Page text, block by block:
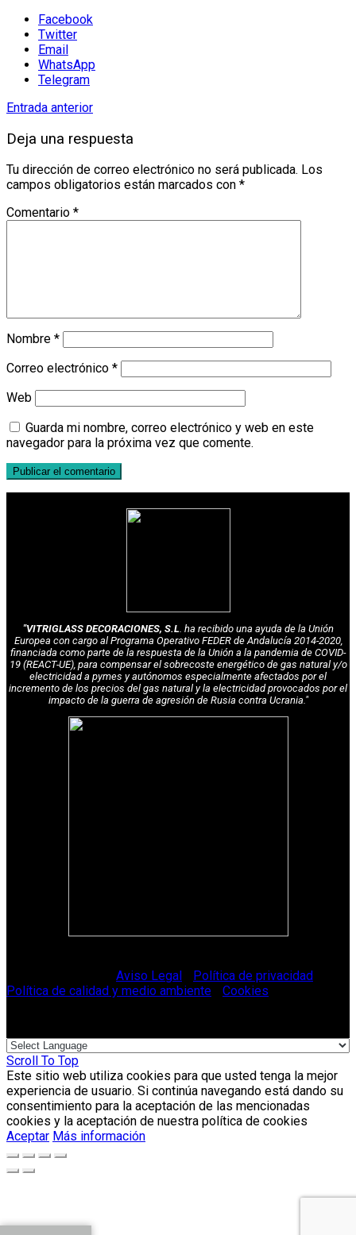
Facebook
Twitter
Email
WhatsApp
Telegram
Entrada anterior
Deja una respuesta
Tu dirección de correo electrónico no será publicada. Los
campos obligatorios están marcados con *
Comentario *
Nombre *
Correo electrónico *
Web
Guarda mi nombre, correo electrónico y web en este
navegador para la próxima vez que comente.
"VITRIGLASS DECORACIONES, S.L. ha recibido una ayuda de la Unión
Europea con cargo al Programa Operativo FEDER de Andalucía 2014-2020,
financiada como parte de la respuesta de la Unión a la pandemia de COVID-
19 (REACT-UE), para compensar el sobrecoste energético de gas natural y/o
electricidad a pymes y autónomos especialmente afectados por el
incremento de los precios del gas natural y la electricidad provocados por el
impacto de la guerra de agresión de Rusia contra Ucrania."
Aviso Legal Política de privacidad
Política de calidad y medio ambiente
Cookies
Scroll To Top
Este sitio web utiliza cookies para que usted tenga la mejor
experiencia de usuario. Si continúa navegando está dando su
consentimiento para la aceptación de las mencionadas
cookies y la aceptación de nuestra política de cookies
Aceptar Más información